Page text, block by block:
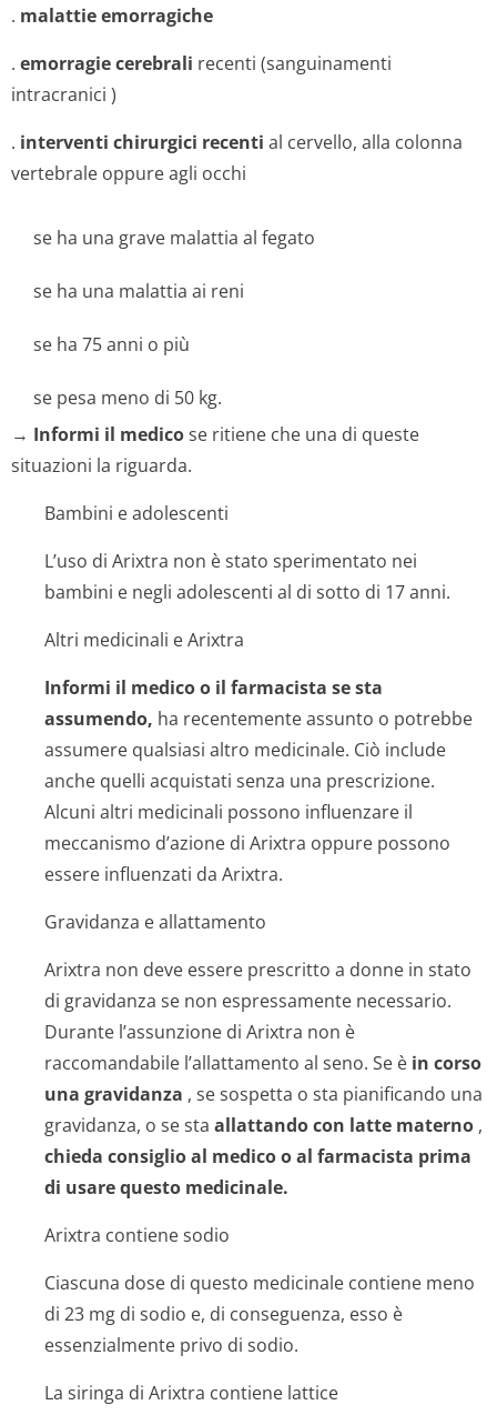
. malattie emorragiche
. emorragie cerebrali recenti (sanguinamenti
intracranici )
. interventi chirurgici recenti al cervello, alla colonna
vertebrale oppure agli occhi
se ha una grave malattia al fegato
se ha una malattia ai reni
se ha 75 anni o più
se pesa meno di 50 kg.
→ Informi il medicose ritiene che una di queste
situazioni la riguarda.
Bambini e adolescenti
L’uso di Arixtra non è stato sperimentato nei
bambini e negli adolescenti al di sotto di 17 anni.
Altri medicinali e Arixtra
Informi il medico o il farmacista se sta
assumendo, ha recentemente assunto o potrebbe
assumere qualsiasi altro medicinale. Ciò include
anche quelli acquistati senza una prescrizione.
Alcuni altri medicinali possono influenzare il
meccanismo d’azione di Arixtra oppure possono
essere influenzati da Arixtra.
Gravidanza e allattamento
Arixtra non deve essere prescritto a donne in stato
di gravidanza se non espressamente necessario.
Durante l’assunzione di Arixtra non è
raccomandabile l’allattamento al seno. Se è in corso
una gravidanza , se sospetta o sta pianificando una
gravidanza, o se sta allattando con latte materno ,
chieda consiglio al medico o al farmacista prima
di usare questo medicinale.
Arixtra contiene sodio
Ciascuna dose di questo medicinale contiene meno
di 23 mg di sodio e, di conseguenza, esso è
essenzialmente privo di sodio.
La siringa di Arixtra contiene lattice